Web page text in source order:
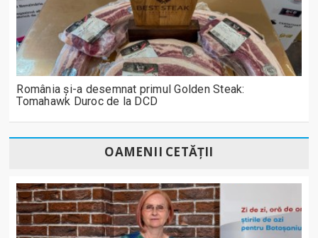
România și-a desemnat primul Golden Steak:
Tomahawk Duroc de la DCD
OAMENII CETĂȚII